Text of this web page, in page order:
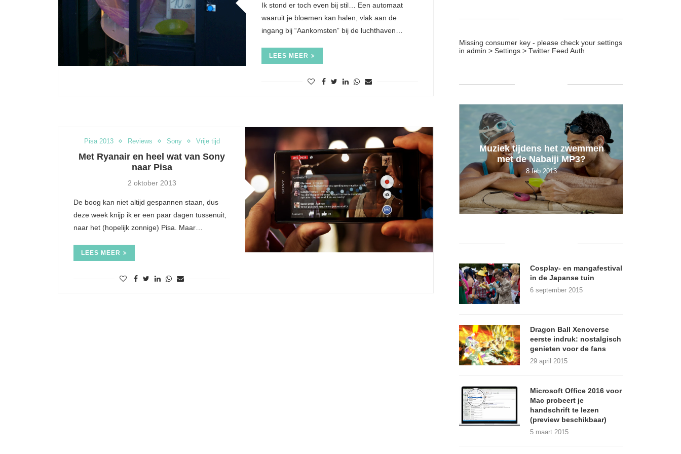
Ik stond er toch even bij stil… Een automaat
waaruit je bloemen kan halen, vlak aan de
ingang bij “Aankomsten” bij de luchthaven…
LEES MEER
Pisa 2013 Reviews Sony Vrije tijd
Met Ryanair en heel wat van Sony
naar Pisa
2 oktober 2013
De boog kan niet altijd gespannen staan, dus
deze week knijp ik er een paar dagen tussenuit,
naar het (hopelijk zonnige) Pisa. Maar…
LEES MEER
Missing consumer key - please check your settings
in admin > Settings > Twitter Feed Auth
How to keep your smartphone
charged at Tomorrowland
Van job veranderen is jezelf
veranderen
9 jul 2014
Muziek tijdens het zwemmen
met de Nabaiji MP3?
8 feb 2013
Cosplay- en mangafestival
in de Japanse tuin
6 september 2015
Dragon Ball Xenoverse
eerste indruk: nostalgisch
genieten voor de fans
29 april 2015
Microsoft Office 2016 voor
Mac probeert je
handschrift te lezen
(preview beschikbaar)
5 maart 2015